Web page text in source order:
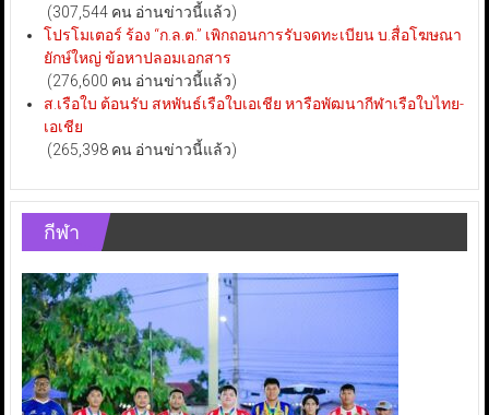
(307,544 คน อ่านข่าวนี้แล้ว)
โปรโมเตอร์ ร้อง “ก.ล.ต.” เพิกถอนการรับจดทะเบียน บ.สื่อโฆษณา
ยักษ์ใหญ่ ข้อหาปลอมเอกสาร
(276,600 คน อ่านข่าวนี้แล้ว)
ส.เรือใบ ต้อนรับ สหพันธ์เรือใบเอเชีย หารือพัฒนากีฬาเรือใบไทย-
เอเชีย
(265,398 คน อ่านข่าวนี้แล้ว)
กีฬา